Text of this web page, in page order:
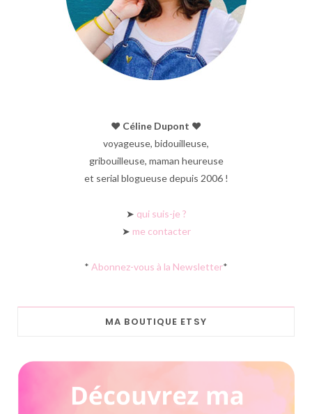
♥︎ Céline Dupont ♥︎
voyageuse, bidouilleuse,
gribouilleuse, maman heureuse
et serial blogueuse depuis 2006 !
➤ qui suis-je ?
➤ me contacter
* Abonnez-vous à la Newsletter*
MA BOUTIQUE ETSY